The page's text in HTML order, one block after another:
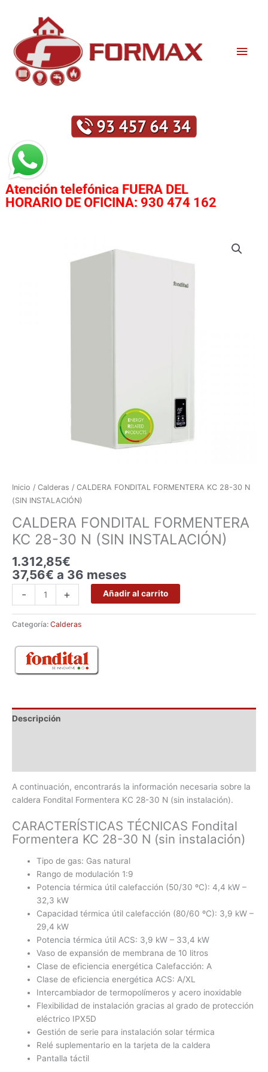
contenido
Atención telefónica FUERA DEL
HORARIO DE OFICINA: 930 474 162
Inicio / Calderas / CALDERA FONDITAL FORMENTERA KC 28-30 N
(SIN INSTALACIÓN)
CALDERA FONDITAL FORMENTERA
KC 28-30 N (SIN INSTALACIÓN)
1.312,85€
37,56€ a 36 meses
- + Añadir al carrito
Categoría: Calderas
Descripción
A continuación, encontrarás la información necesaria sobre la
caldera Fondital Formentera KC 28-30 N (sin instalación).
CARACTERÍSTICAS TÉCNICAS Fondital
Formentera KC 28-30 N (sin instalación)
Tipo de gas: Gas natural
Rango de modulación 1:9
Potencia térmica útil calefacción (50/30 ºC): 4,4 kW –
32,3 kW
Capacidad térmica útil calefacción (80/60 ºC): 3,9 kW –
29,4 kW
Potencia térmica útil ACS: 3,9 kW – 33,4 kW
Vaso de expansión de membrana de 10 litros
Clase de eficiencia energética Calefacción: A
Clase de eficiencia energética ACS: A/XL
Intercambiador de termopolímeros y acero inoxidable
Flexibilidad de instalación gracias al grado de protección
eléctrico IPX5D
Gestión de serie para instalación solar térmica
Relé suplementario en la tarjeta de la caldera
Pantalla táctil